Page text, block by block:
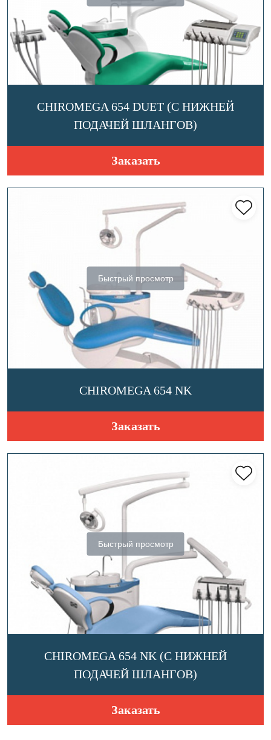
CHIROMEGA 654 DUET (С НИЖНЕЙ
ПОДАЧЕЙ ШЛАНГОВ)
Заказать
Быстрый просмотр
CHIROMEGA 654 NK
Заказать
Быстрый просмотр
CHIROMEGA 654 NK (C НИЖНЕЙ
ПОДАЧЕЙ ШЛАНГОВ)
Заказать